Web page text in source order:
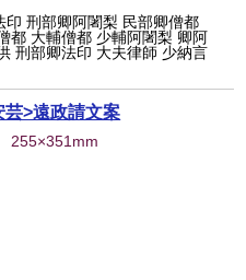
刑部卿阿闍梨 民部卿僧都
都 大輔僧都 少輔阿闍梨 卿阿
刑部卿法印 大夫律師 少納言
>遠政請文案
255×351mm